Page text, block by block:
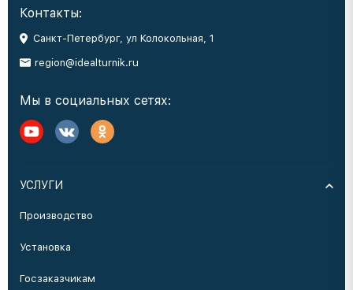
Контакты:
Санкт-Петербург, ул Колокольная, 1
region@idealturnik.ru
Мы в социальных сетях:
УСЛУГИ
Производство
Установка
Госзаказчикам